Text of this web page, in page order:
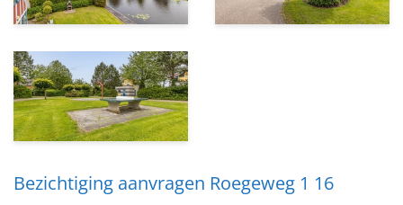
Bezichtiging aanvragen Roegeweg 1 16